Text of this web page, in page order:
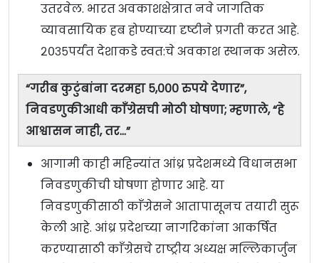
उतरवेल. भारत अवकाशक्षेत्रात नवे जागतिक
व्यावसायिक हब होण्याच्या दृष्टीने प्रगती करत आहे.
२०३५पर्यंत देशाकडे स्वत:चे अवकाश स्थानक असेल.
“गरीब कुटुंबांना दरमहा ५,००० रुपये देणार”,
निवडणुकीआधी काँग्रेसची मोठी घोषणा; म्हणाले, “हे
आश्वासन नाही, तर…”
आगामी काही महिन्यांत आंध्र प्रदेशमध्ये विधानसभा
निवडणुकीची घोषणा होणार आहे. या
निवडणुकीसाठी काँग्रेसने आतापासूनच तयारी सुरू
केली आहे. आंध्र प्रदेशच्या नागरिकांना आकर्षित
करण्यासाठी काँग्रेसचे राष्ट्रीय अध्यक्ष मल्लिकार्जुन